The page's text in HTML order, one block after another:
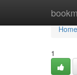
Home
Home
1